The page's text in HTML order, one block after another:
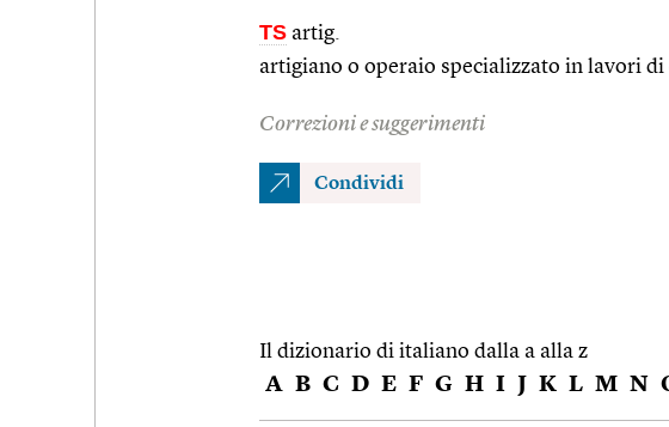
TS artig.
artigiano o operaio specializzato in lavori
Correzioni e suggerimenti
Condividi
Il dizionario di italiano dalla a alla z
A B C D E F G H I J K L M N